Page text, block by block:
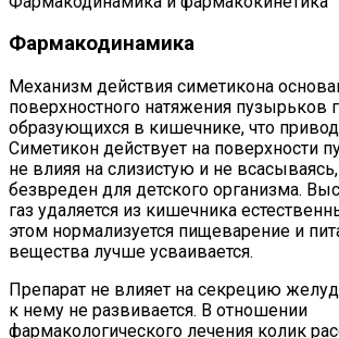
Фармакодинамика
Механизм действия симетикона
поверхностного натяжения пузырьков
образующихся в кишечнике, что
Симетикон действует на поверхности
не влияя на слизистую и не
безвреден для детского организма.
газ удаляется из кишечника
этом нормализуется пищеварение и
вещества лучше усваивается.
Препарат не влияет на секрецию
к нему не развивается. В отношении
фармакологического лечения колик